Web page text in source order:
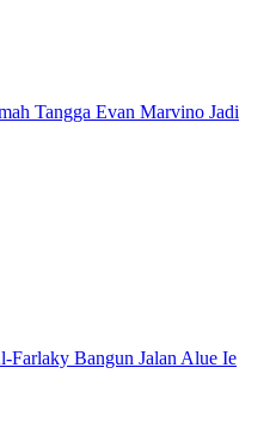
Tangga Evan Marvino Jadi
Farlaky Bangun Jalan Alue Ie